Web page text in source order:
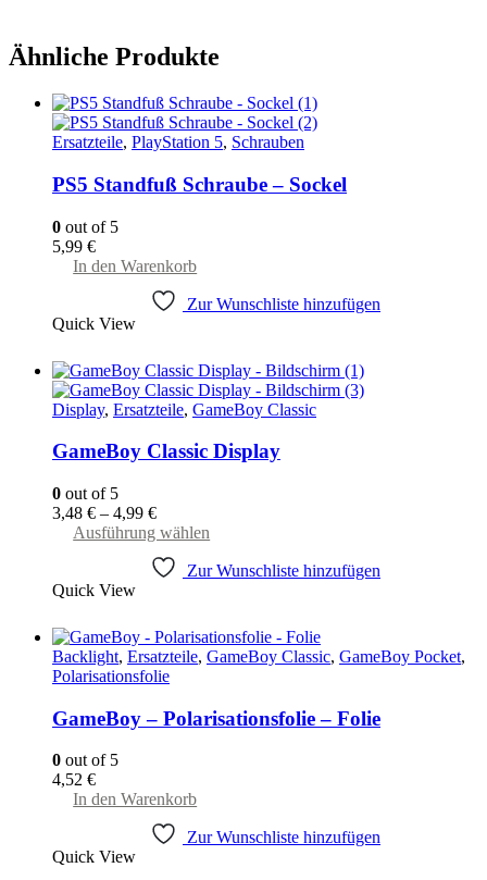
Ähnliche Produkte
Ersatzteile, PlayStation 5, Schrauben
PS5 Standfuß Schraube – Sockel
0 out of 5
5,99 €
In den Warenkorb
Zur Wunschliste hinzufügen
Quick View
Display, Ersatzteile, GameBoy Classic
GameBoy Classic Display
0 out of 5
3,48 € – 4,99 €
Ausführung wählen
weist
auf.
Die
Optionen
auf
der
Zur Wunschliste hinzufügen
Quick View
Backlight, Ersatzteile, GameBoy Classic, GameBoy Pocket,
Polarisationsfolie
GameBoy – Polarisationsfolie – Folie
0 out of 5
4,52 €
In den Warenkorb
Zur Wunschliste hinzufügen
Quick View